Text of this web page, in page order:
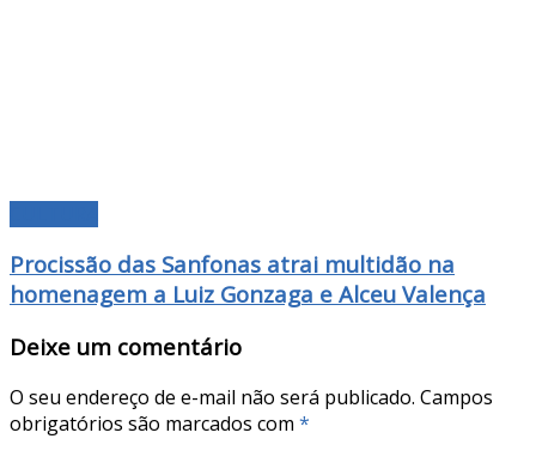
Procissão das Sanfonas atrai multidão na
homenagem a Luiz Gonzaga e Alceu Valença
Deixe um comentário
O seu endereço de e-mail não será publicado. Campos
obrigatórios são marcados com *